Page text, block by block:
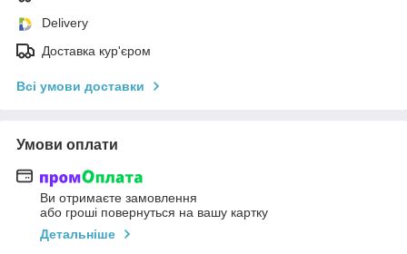
Delivery
Доставка кур'єром
Всі умови доставки
Умови оплати
Ви отримаєте замовлення
або гроші повернуться на вашу картку
Детальніше